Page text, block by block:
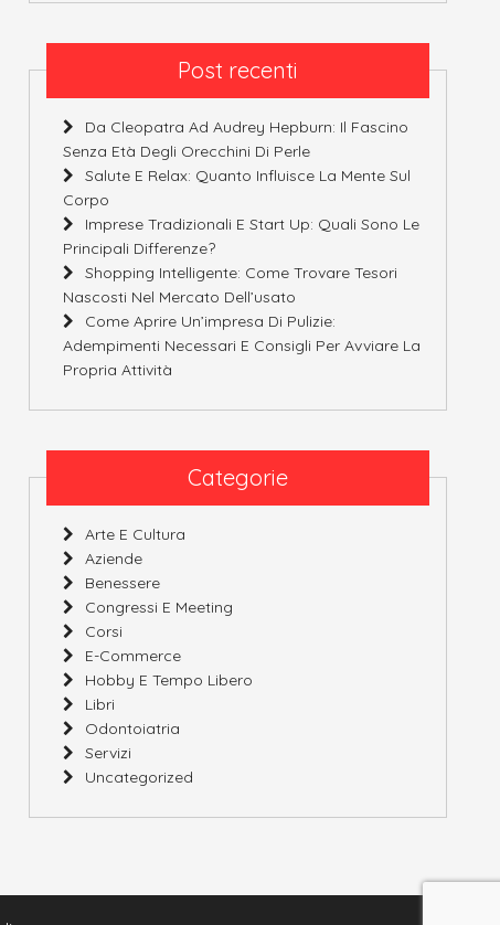
Post recenti
Da Cleopatra Ad Audrey Hepburn: Il Fascino
Senza Età Degli Orecchini Di Perle
Salute E Relax: Quanto Influisce La Mente Sul
Corpo
Imprese Tradizionali E Start Up: Quali Sono Le
Principali Differenze?
Shopping Intelligente: Come Trovare Tesori
Nascosti Nel Mercato Dell’usato
Come Aprire Un’impresa Di Pulizie:
Adempimenti Necessari E Consigli Per Avviare La
Propria Attività
Categorie
Arte E Cultura
Aziende
Benessere
Congressi E Meeting
Corsi
E-Commerce
Hobby E Tempo Libero
Libri
Odontoiatria
Servizi
Uncategorized